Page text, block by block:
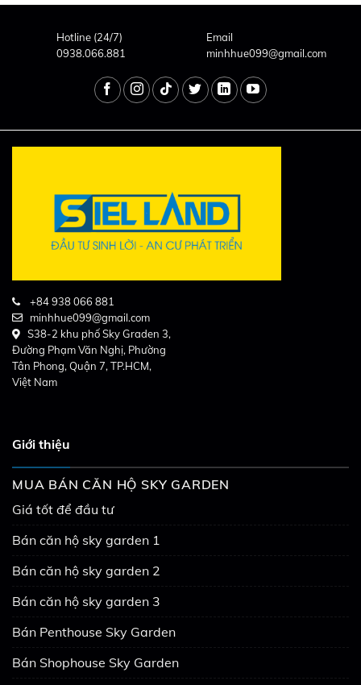
Hotline (24/7)
0938.066.881
Email
minhhue099@gmail.com
+84 938 066 881
minhhue099@gmail.com
S38-2 khu phố Sky Graden 3,
Đường Phạm Văn Nghị, Phường
Tân Phong, Quận 7, TP.HCM,
Việt Nam
Giới thiệu
MUA BÁN CĂN HỘ SKY GARDEN
Giá tốt để đầu tư
Bán căn hộ sky garden 1
Bán căn hộ sky garden 2
Bán căn hộ sky garden 3
Bán Penthouse Sky Garden
Bán Shophouse Sky Garden